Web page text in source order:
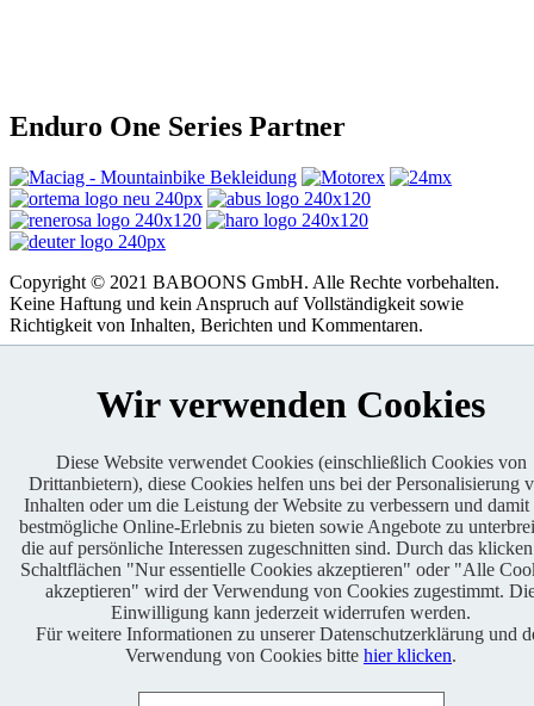
Enduro One Series Partner
Copyright © 2021 BABOONS GmbH. Alle Rechte vorbehalten.
Keine Haftung und kein Anspruch auf Vollständigkeit sowie
Richtigkeit von Inhalten, Berichten und Kommentaren.
BABOONS| Admin
Wir verwenden Cookies
Diese Website verwendet Cookies (einschließlich Cookies von
Drittanbietern), diese Cookies helfen uns bei der Personalisierung
Inhalten oder um die Leistung der Website zu verbessern und damit
bestmögliche Online-Erlebnis zu bieten sowie Angebote zu
die auf persönliche Interessen zugeschnitten sind. Durch das
Schaltflächen "Nur essentielle Cookies akzeptieren" oder "Alle
akzeptieren" wird der Verwendung von Cookies zugestimmt.
Einwilligung kann jederzeit widerrufen werden.
Für weitere Informationen zu unserer Datenschutzerklärung und
Verwendung von Cookies bitte hier klicken.